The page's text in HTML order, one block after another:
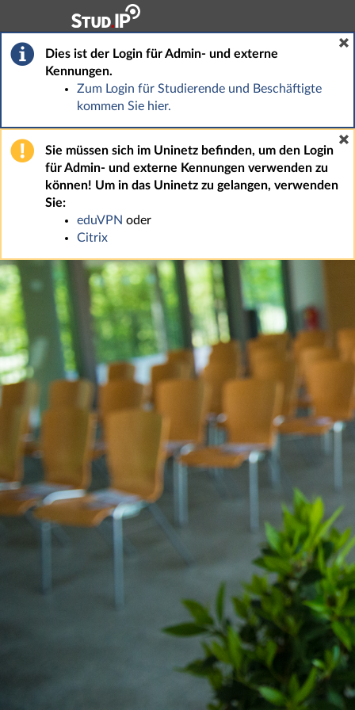
Hauptnavigation
Fußzeile
Dies ist der Login für Admin- und externe
Kennungen.
Zum Login für Studierende und Beschäftigte
kommen Sie hier.
Sie müssen sich im Uninetz befinden, um den Login
für Admin- und externe Kennungen verwenden zu
können! Um in das Uninetz zu gelangen, verwenden
Sie:
eduVPN oder
Citrix